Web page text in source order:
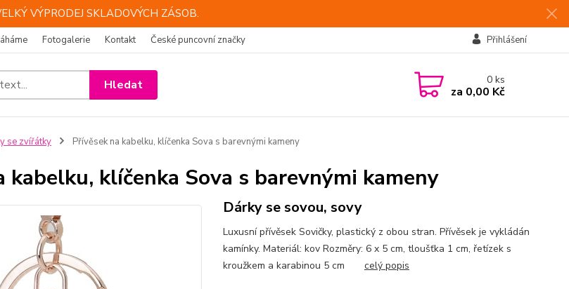
VÝPRODEJ SKLADOVÝCH ZÁSOB.
Fotogalerie Kontakt České puncovní značky Přihlášení
Hledat 0ks
za 0,00 Kč
se zvířátky Přívěsek na kabelku, klíčenka Sova s barevnými kameny
kabelku, klíčenka Sova s barevnými kameny
Dárky se sovou, sovy
Luxusní přívěsek Sovičky, plastický z obou stran. Přívěsek je vykládán
kamínky. Materiál: kov Rozměry: 6 x 5 cm, tloušťka 1 cm, řetízek s
kroužkem a karabinou 5 cm celý popis